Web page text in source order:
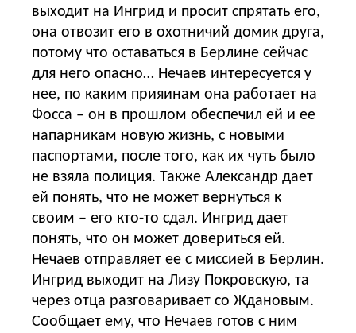
выходит на Ингрид и просит спрятать его,
она отвозит его в охотничий домик друга,
потому что оставаться в Берлине сейчас
для него опасно… Нечаев интересуется у
нее, по каким прияинам она работает на
Фосса – он в прошлом обеспечил ей и ее
напарникам новую жизнь, с новыми
паспортами, после того, как их чуть было
не взяла полиция. Также Александр дает
ей понять, что не может вернуться к
своим – его кто-то сдал. Ингрид дает
понять, что он может довериться ей.
Нечаев отправляет ее с миссией в Берлин.
Ингрид выходит на Лизу Покровскую, та
через отца разговаривает со Ждановым.
Сообщает ему, что Нечаев готов с ним